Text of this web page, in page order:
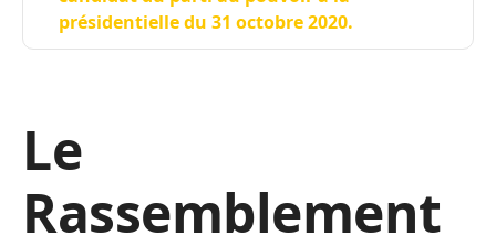
présidentielle du 31 octobre 2020.
Le
Rassemblement